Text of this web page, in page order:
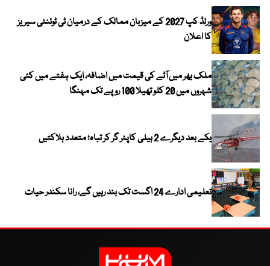
ورلڈ کپ 2027 کے میزبان ممالک کے درمیان ٹی ٹوئنٹی سیریز
کا اعلان
ملک بھر میں آٹے کی قیمت میں اضافہ، ایک ہفتے میں کئی
شہروں میں 20 کلو تھیلا 100 روپے تک مہنگا
یکے بعد دیگرے 2 ہیلی کاپٹر گر کر تباہ؛ متعدد ہلاکتیں
تعلیمی ادارے 24 اگست تک بند رہیں گے، رانا سکندر حیات